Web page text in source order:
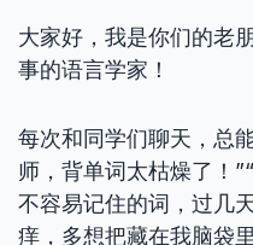
大家好，我是你们的老
事的语言学家！
每次和同学们聊天，总
师，背单词太枯燥了！
不容易记住的词，过几
痒，多想把藏在我脑袋